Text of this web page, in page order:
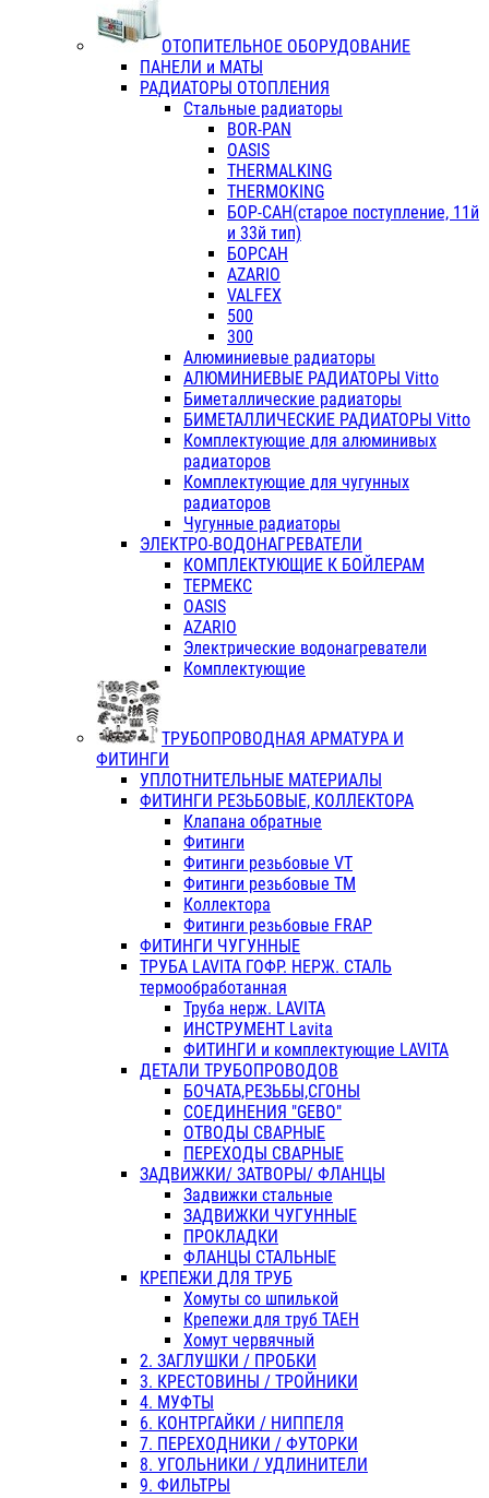
ОТОПИТЕЛЬНОЕ ОБОРУДОВАНИЕ
ПАНЕЛИ и МАТЫ
РАДИАТОРЫ ОТОПЛЕНИЯ
Стальные радиаторы
BOR-PAN
OASIS
THERMALKING
THERMOKING
БОР-САН(старое поступление, 11й
и 33й тип)
БОРСАН
AZARIO
VALFEX
500
300
Алюминиевые радиаторы
АЛЮМИНИЕВЫЕ РАДИАТОРЫ Vitto
Биметаллические радиаторы
БИМЕТАЛЛИЧЕСКИЕ РАДИАТОРЫ Vitto
Комплектующие для алюминивых
радиаторов
Комплектующие для чугунных
радиаторов
Чугунные радиаторы
ЭЛЕКТРО-ВОДОНАГРЕВАТЕЛИ
КОМПЛЕКТУЮЩИЕ К БОЙЛЕРАМ
ТЕРМЕКС
OASIS
AZARIO
Электрические водонагреватели
Комплектующие
ТРУБОПРОВОДНАЯ АРМАТУРА И
ФИТИНГИ
УПЛОТНИТЕЛЬНЫЕ МАТЕРИАЛЫ
ФИТИНГИ РЕЗЬБОВЫЕ, КОЛЛЕКТОРА
Клапана обратные
Фитинги
Фитинги резьбовые VT
Фитинги резьбовые ТМ
Коллектора
Фитинги резьбовые FRAP
ФИТИНГИ ЧУГУННЫЕ
ТРУБА LAVITA ГОФР. НЕРЖ. СТАЛЬ
термообработанная
Труба нерж. LAVITA
ИНСТРУМЕНТ Lavita
ФИТИНГИ и комплектующие LAVITA
ДЕТАЛИ ТРУБОПРОВОДОВ
БОЧАТА,РЕЗЬБЫ,СГОНЫ
СОЕДИНЕНИЯ "GEBO"
ОТВОДЫ СВАРНЫЕ
ПЕРЕХОДЫ СВАРНЫЕ
ЗАДВИЖКИ/ ЗАТВОРЫ/ ФЛАНЦЫ
Задвижки стальные
ЗАДВИЖКИ ЧУГУННЫЕ
ПРОКЛАДКИ
ФЛАНЦЫ СТАЛЬНЫЕ
КРЕПЕЖИ ДЛЯ ТРУБ
Хомуты со шпилькой
Крепежи для труб ТАЕН
Хомут червячный
2. ЗАГЛУШКИ / ПРОБКИ
3. КРЕСТОВИНЫ / ТРОЙНИКИ
4. МУФТЫ
6. КОНТРГАЙКИ / НИППЕЛЯ
7. ПЕРЕХОДНИКИ / ФУТОРКИ
8. УГОЛЬНИКИ / УДЛИНИТЕЛИ
9. ФИЛЬТРЫ